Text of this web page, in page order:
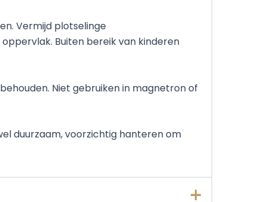
Vermijd plotselinge
Buiten bereik van kinderen
Niet gebruiken in magnetron of
duurzaam, voorzichtig hanteren om